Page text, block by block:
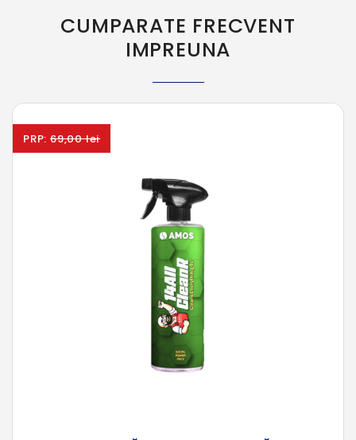
CUMPARATE FRECVENT
IMPREUNA
PRP: 69,00 lei